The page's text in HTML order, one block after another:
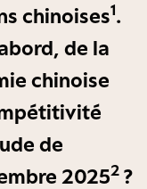
chinoises1.
de la
chinoise
de
20252 ?